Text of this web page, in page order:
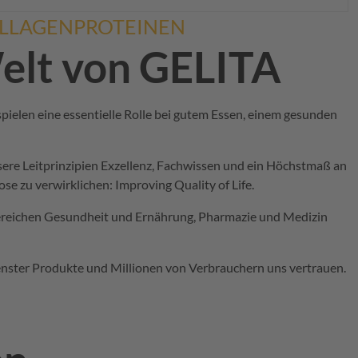
von GELITA
eine essentielle Rolle bei gutem Essen,einem gesunden
Leitprinzipien Exzellenz, Fachwissen und ein Höchstmaß an
zu verwirklichen: Improving Quality of Life.
Gesundheit und Ernährung, Pharmazie und Medizin
Produkte und Millionen von Verbrauchern uns vertrauen.